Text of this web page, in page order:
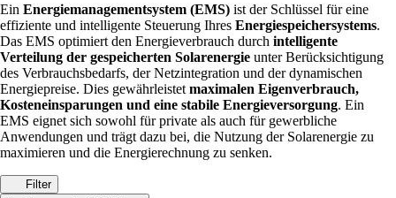
Ein Energiemanagementsystem (EMS) ist der Schlüssel für eine
effiziente und intelligente Steuerung Ihres Energiespeichersystems.
Das EMS optimiert den Energieverbrauch durch intelligente
Verteilung der gespeicherten Solarenergie unter Berücksichtigung
des Verbrauchsbedarfs, der Netzintegration und der dynamischen
Energiepreise. Dies gewährleistet maximalen Eigenverbrauch,
Kosteneinsparungen und eine stabile Energieversorgung. Ein
EMS eignet sich sowohl für private als auch für gewerbliche
Anwendungen und trägt dazu bei, die Nutzung der Solarenergie zu
maximieren und die Energierechnung zu senken.
Filter